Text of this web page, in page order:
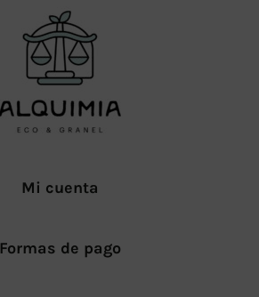
Mi cuenta
Formas de pago